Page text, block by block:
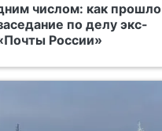
числом: как прошло
по делу экс-
России»